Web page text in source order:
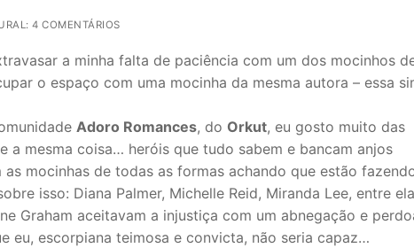
4 COMENTÁRIOS
a minha falta de paciência com um dos mocinhos
o espaço com uma mocinha da mesma autora – essa
Adoro Romances, do Orkut, eu gosto muito das
a mesma coisa… heróis que tudo sabem e bancam anjos
mocinhas de todas as formas achando que estão
isso: Diana Palmer, Michelle Reid, Miranda Lee, entre
Graham aceitavam a injustiça com um abnegação e
eu, escorpiana teimosa e convicta, não seria capaz…